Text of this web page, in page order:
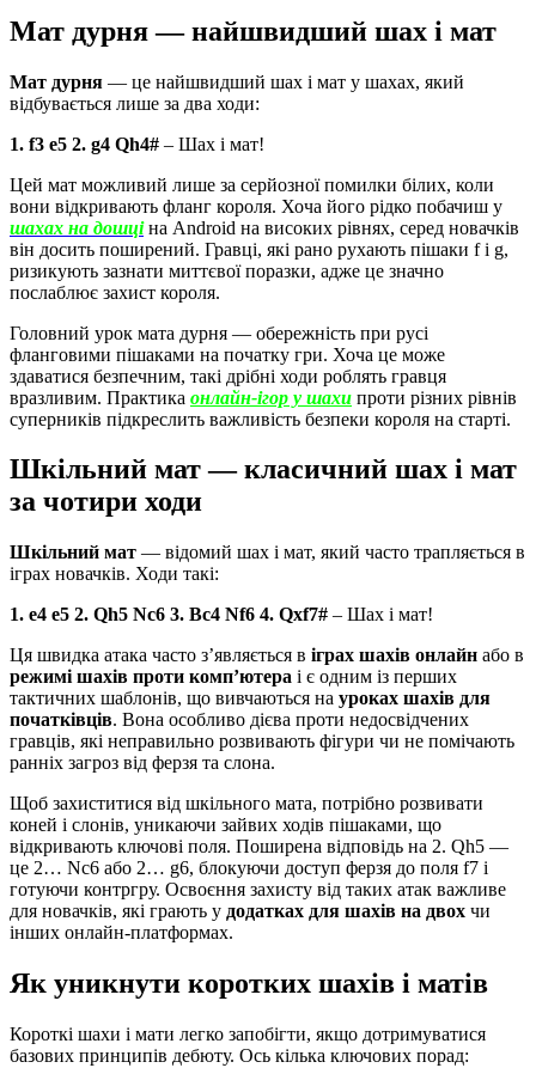
Мат дурня — найшвидший шах і мат
Мат дурня — це найшвидший шах і мат у шахах, який
відбувається лише за два ходи:
1. f3 e5 2. g4 Qh4# – Шах і мат!
Цей мат можливий лише за серйозної помилки білих, коли
вони відкривають фланг короля. Хоча його рідко побачиш у
шахах на дошціна Android на високих рівнях, серед новачків
він досить поширений. Гравці, які рано рухають пішаки f і g,
ризикують зазнати миттєвої поразки, адже це значно
послаблює захист короля.
Головний урок мата дурня — обережність при русі
фланговими пішаками на початку гри. Хоча це може
здаватися безпечним, такі дрібні ходи роблять гравця
вразливим. Практика онлайн-ігор у шахи проти різних рівнів
суперників підкреслить важливість безпеки короля на старті.
Шкільний мат — класичний шах і мат
за чотири ходи
Шкільний мат — відомий шах і мат, який часто трапляється в
іграх новачків. Ходи такі:
1. e4 e5 2. Qh5 Nc6 3. Bc4 Nf6 4. Qxf7# – Шах і мат!
Ця швидка атака часто з’являється в іграх шахів онлайн або в
режимі шахів проти комп’ютера і є одним із перших
тактичних шаблонів, що вивчаються на уроках шахів для
початківців. Вона особливо дієва проти недосвідчених
гравців, які неправильно розвивають фігури чи не помічають
ранніх загроз від ферзя та слона.
Щоб захиститися від шкільного мата, потрібно розвивати
коней і слонів, уникаючи зайвих ходів пішаками, що
відкривають ключові поля. Поширена відповідь на 2. Qh5 —
це 2… Nc6 або 2… g6, блокуючи доступ ферзя до поля f7 і
готуючи контргру. Освоєння захисту від таких атак важливе
для новачків, які грають у додатках для шахів на двох чи
інших онлайн-платформах.
Як уникнути коротких шахів і матів
Короткі шахи і мати легко запобігти, якщо дотримуватися
базових принципів дебюту. Ось кілька ключових порад: